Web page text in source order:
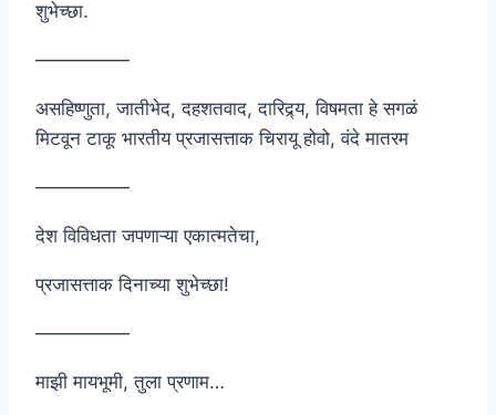
शुभेच्छा.
—————
असहिष्णुता, जातीभेद, दहशतवाद, दारिद्र्य, विषमता हे सगळं
मिटवून टाकू भारतीय प्रजासत्ताक चिरायू होवो, वंदे मातरम
—————
देश विविधता जपणाऱ्या एकात्मतेचा,
प्रजासत्ताक दिनाच्या शुभेच्छा!
—————
माझी मायभूमी, तुला प्रणाम…